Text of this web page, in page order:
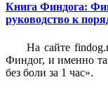
Книга Финдога:
руководство к
На сайте
Финдог, и именно
без боли за 1 час».